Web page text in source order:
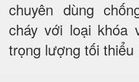
chuyên dùng
cháy với loại khóa
trọng lượng tối thiểu